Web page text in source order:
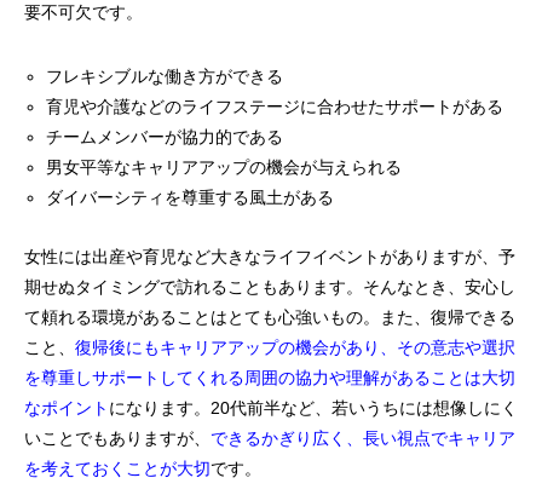
要不可欠です。
フレキシブルな働き方ができる
育児や介護などのライフステージに合わせたサポートがある
チームメンバーが協力的である
男女平等なキャリアアップの機会が与えられる
ダイバーシティを尊重する風土がある
女性には出産や育児など大きなライフイベントがありますが、予
期せぬタイミングで訪れることもあります。そんなとき、安心し
て頼れる環境があることはとても心強いもの。また、復帰できる
こと、 復帰後にもキャリアアップの機会があり、その意志や選択
を尊重しサポートしてくれる周囲の協力や理解があることは大切
なポイント になります。20代前半など、若いうちには想像しにく
いことでもありますが、 できるかぎり広く、長い視点でキャリア
を考えておくことが大切です。